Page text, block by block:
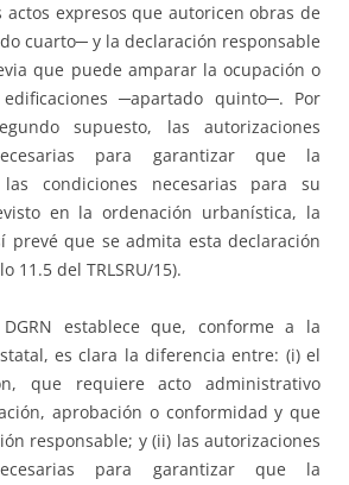
expresos que autoricen obras de
cuarto─ y la declaración responsable
que puede amparar la ocupación o
─apartado quinto─. Por
supuesto, las autorizaciones
para garantizar que la
condiciones necesarias para su
en la ordenación urbanística, la
prevé que se admita esta declaración
11.5 del TRLSRU/15).
establece que, conforme a la
es clara la diferencia entre: (i) el
que requiere acto administrativo
aprobación o conformidad y que
responsable; y (ii) las autorizaciones
para garantizar que la